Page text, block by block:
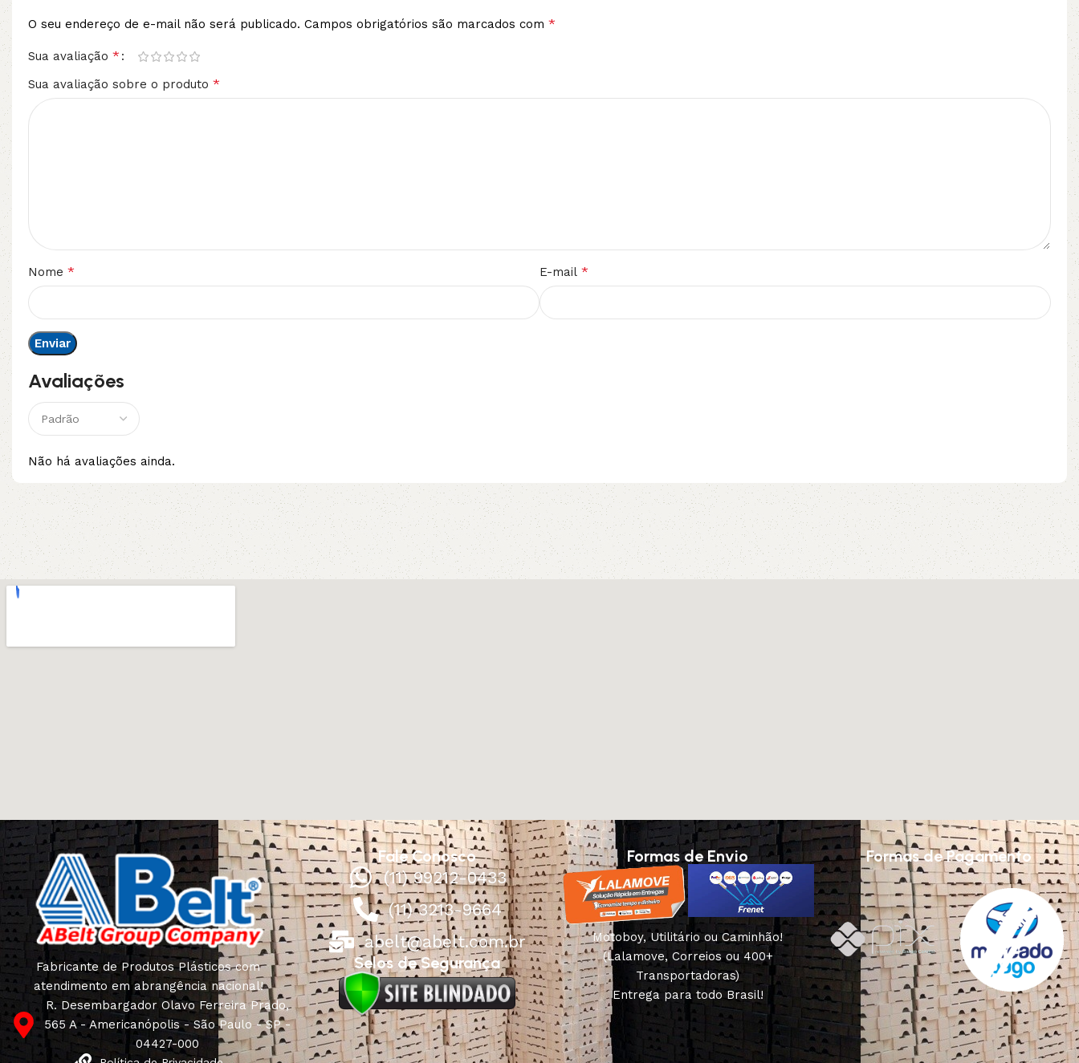
Avaliações
Não há avaliações ainda.
O seu endereço de e-mail não será publicado. Campos obrigatórios são marcados com *
Sua avaliação *
Sua avaliação sobre o produto *
Nome * E-mail *
Fabricante de Produtos Plásticos com
atendimento em abrangência nacional!
R. Desembargador Olavo Ferreira Prado,
565 A - Americanópolis - São Paulo - SP -
04427-000
Fale Conosco
(11) 99212-0433
(11) 3213-9664
abelt@abelt.com.br
Selos de Segurança
Formas de Envio
Motoboy, Utilitário ou Caminhão!
(Lalamove, Correios ou 400+
Transportadoras)
Entrega para todo Brasil!
Formas de Pagamento